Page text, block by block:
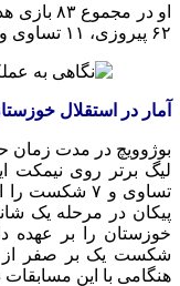
او در
۶۲ پیروزی، ۱۱ تساوی و ۱۰ شکست را تجربه کرد.
آمار در استقلال
تساوی و ۷
پیکان در مرحله یک
خوزستان را بر عهده
شکست یک بر صفر از
هنگامی با این مسابقات